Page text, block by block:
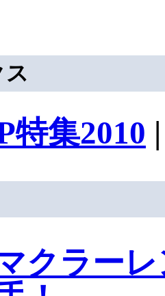
ス
特集2010
マクラー